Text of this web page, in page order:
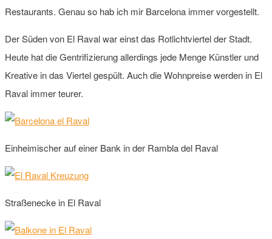
Restaurants. Genau so hab ich mir Barcelona immer vorgestellt.
Der Süden von El Raval war einst das Rotlichtviertel der Stadt.
Heute hat die Gentrifizierung allerdings jede Menge Künstler und
Kreative in das Viertel gespült. Auch die Wohnpreise werden in El
Raval immer teurer.
Einheimischer auf einer Bank in der Rambla del Raval
Straßenecke in El Raval